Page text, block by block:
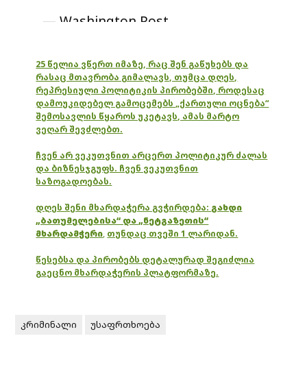
— Washington Post
2015
25 წელია ვწერთ იმაზე, რაც შენ გაწუხებს და
რასაც მთავრობა გიმალავს, თუმცა დღეს,
რეპრესიული პოლიტიკის პირობებში, როდესაც
დამოუკიდებელ გამოცემებს „ქართული ოცნება“
შემოსავლის წყაროს უკეტავს, ამას მარტო
ვეღარ შევძლებთ.
ჩვენ არ ვეკუთვნით არცერთ პოლიტიკურ ძალას
და ბიზნესჯგუფს. ჩვენ ვეკუთვნით
საზოგადოებას.
დღეს შენი მხარდაჭერა გვჭირდება: გახდი
„ბათუმელებისა“ და „ნეტგაზეთის“
მხარდამჭერი, თუნდაც თვეში 1 ლარიდან.
წესებსა და პირობებს დეტალურად შეგიძლია
გაეცნო მხარდაჭერის პლატფორმაზე.
კრიმინალი უსაფრთხოება